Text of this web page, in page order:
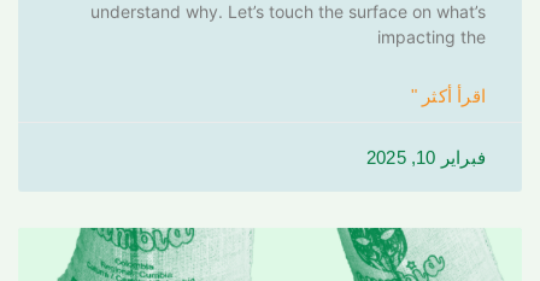
understand why. Let’s touch the surface on what’s
impacting the
اقرأ أكثر "
فبراير 10, 2025